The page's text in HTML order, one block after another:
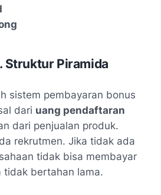
Struktur Piramida
sistem pembayaran bonus
dari uang pendaftaran
dari penjualan produk.
rekrutmen. Jika tidak ada
tidak bisa membayar
tidak bertahan lama.